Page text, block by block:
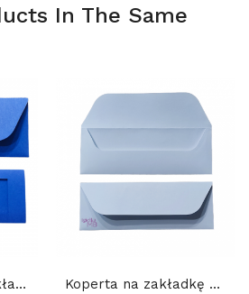
In The Same
copy of Baza do zakładki (7 x 21 cm) z PROSTYM... Koperta na zakładkę do książki 22 x 8 cm, SKLEJONA